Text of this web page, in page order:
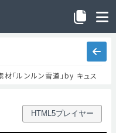
材「ルンルン雪道」by キュス
HTML5プレイヤー